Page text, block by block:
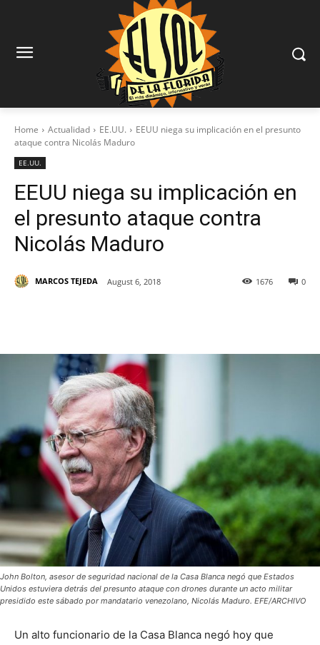
Home Actualidad EE.UU.
EEUU niega su implicación en el presunto
ataque contra Nicolás Maduro
EE.UU.
EEUU niega su implicación en
el presunto ataque contra
Nicolás Maduro
MARCOS TEJEDA August 6, 2018 0
1676
John Bolton, asesor de seguridad nacional de la Casa Blanca negó que Estados
Unidos estuviera detrás del presunto ataque con drones durante un acto militar
presidido este sábado por mandatario venezolano, Nicolás Maduro. EFE/ARCHIVO
Un alto funcionario de la Casa Blanca negó hoy que